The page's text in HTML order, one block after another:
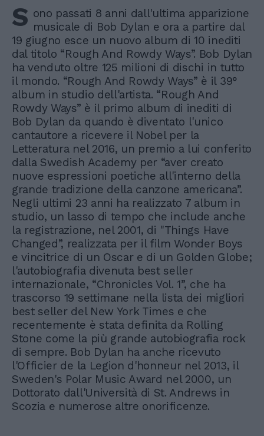
S ono passati 8 anni dall'ultima apparizione
musicale di Bob Dylan e ora a partire dal
19 giugno esce un nuovo album di 10 inediti
dal titolo “Rough And Rowdy Ways”. Bob Dylan
ha venduto oltre 125 milioni di dischi in tutto
il mondo. “Rough And Rowdy Ways” è il 39°
album in studio dell'artista. “Rough And
Rowdy Ways” è il primo album di inediti di
Bob Dylan da quando è diventato l'unico
cantautore a ricevere il Nobel per la
Letteratura nel 2016, un premio a lui conferito
dalla Swedish Academy per “aver creato
nuove espressioni poetiche all'interno della
grande tradizione della canzone americana”.
Negli ultimi 23 anni ha realizzato 7 album in
studio, un lasso di tempo che include anche
la registrazione, nel 2001, di "Things Have
Changed”, realizzata per il film Wonder Boys
e vincitrice di un Oscar e di un Golden Globe;
l'autobiografia divenuta best seller
internazionale, “Chronicles Vol. 1”, che ha
trascorso 19 settimane nella lista dei migliori
best seller del New York Times e che
recentemente è stata definita da Rolling
Stone come la più grande autobiografia rock
di sempre. Bob Dylan ha anche ricevuto
l'Officier de la Legion d'honneur nel 2013, il
Sweden's Polar Music Award nel 2000, un
Dottorato dall'Università di St. Andrews in
Scozia e numerose altre onorificenze.